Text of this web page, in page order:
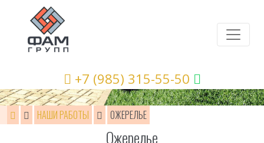
+7 (985) 315-55-50
НАШИ РАБОТЫ ОЖЕРЕЛЬЕ
Ожерелье